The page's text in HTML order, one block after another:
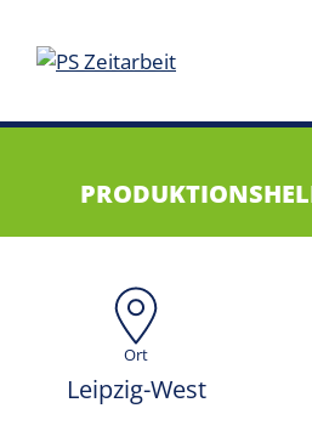
Ort
Leipzig-West